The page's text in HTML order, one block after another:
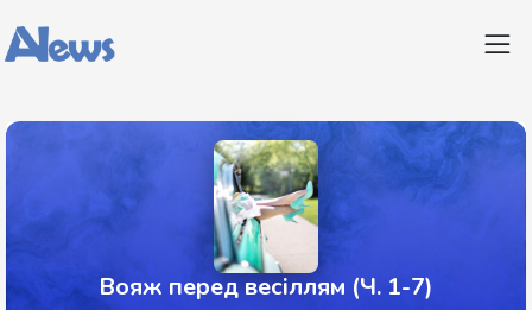
Вояж перед весіллям (Ч. 1-7)